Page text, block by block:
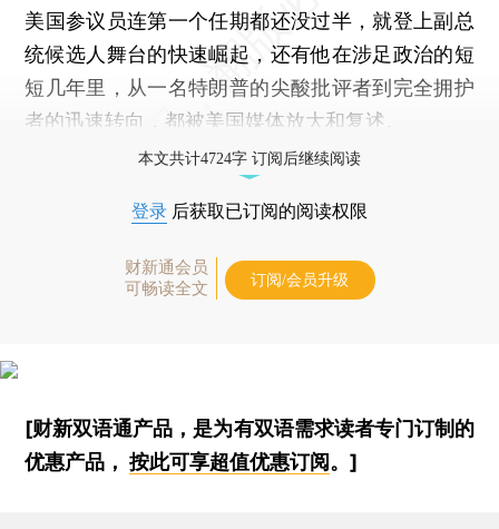
美国参议员连第一个任期都还没过半，就登上副总
统候选人舞台的快速崛起，还有他在涉足政治的短
短几年里，从一名特朗普的尖酸批评者到完全拥护
者的迅速转向，都被美国媒体放大和复述。
本文共计4724字 订阅后继续阅读
登录 后获取已订阅的阅读权限
财新通会员
可畅读全文
订阅/会员升级
[财新双语通产品，是为有双语需求读者专门订制的
优惠产品，按此可享超值优惠订阅 。]